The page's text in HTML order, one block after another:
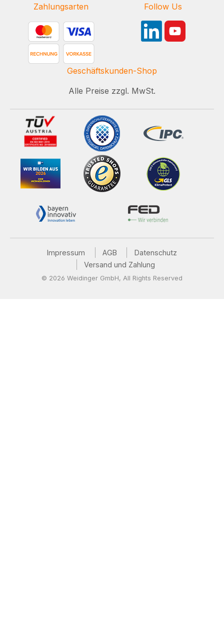
Zahlungsarten Follow Us
Geschäftskunden-Shop
Alle Preise zzgl. MwSt.
Impressum AGB
Datenschutz
Versand und Zahlung
© 2026 Weidinger GmbH, All Rights Reserved